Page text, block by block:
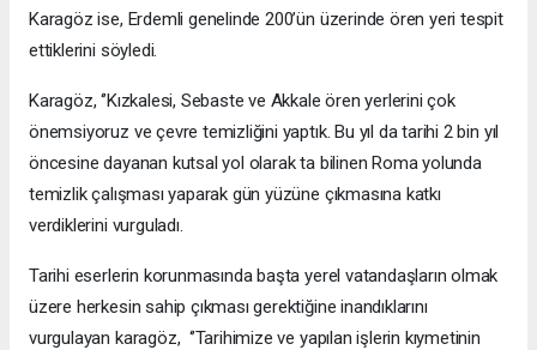
Karagöz ise, Erdemli genelinde 200’ün üzerinde ören yeri tespit
ettiklerini söyledi.
Karagöz, ‘’Kızkalesi, Sebaste ve Akkale ören yerlerini çok
önemsiyoruz ve çevre temizliğini yaptık. Bu yıl da tarihi 2 bin yıl
öncesine dayanan kutsal yol olarak ta bilinen Roma yolunda
temizlik çalışması yaparak gün yüzüne çıkmasına katkı
verdiklerini vurguladı.
Tarihi eserlerin korunmasında başta yerel vatandaşların olmak
üzere herkesin sahip çıkması gerektiğine inandıklarını
vurgulayan karagöz, ‘’Tarihimize ve yapılan işlerin kıymetinin